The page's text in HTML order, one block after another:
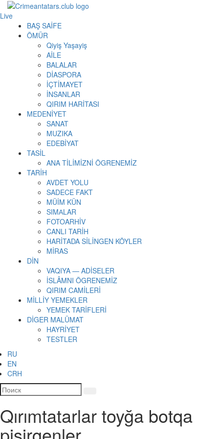
Live
BAŞ SAİFE
ÖMÜR
Qiyiş Yaşayiş
AİLE
BALALAR
DİASPORA
İÇTİMAYET
İNSANLAR
QIRIM HARİTASI
MEDENİYET
SANAT
MUZIKA
EDEBİYAT
TASİL
ANA TİLİMİZNİ ÖGRENEMİZ
TARİH
AVDET YOLU
SADECE FAKT
MÜİM KÜN
SIMАLAR
FOTOARHİV
CANLI TARİH
HARİTADA SİLİNGEN KÖYLER
MİRAS
DİN
VAQIYA — ADİSELER
İSLÂMNI ÖGRENEMİZ
QIRIM CAMİLERİ
MİLLİY YEMEKLER
YEMEK TARİFLERİ
DİGER MALÜMAT
HAYRİYET
TESTLER
RU
EN
CRH
Qırımtatarlar toyğa botqa